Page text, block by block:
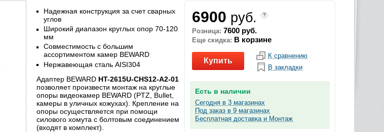
6900 руб. ?
Розница: 7600 руб.
Еще скидка: В корзине
Купить
К сравнению
В закладки
Есть в наличии
Сегодня в 3 магазинах
Под заказ в 9 магазинах
Бесплатная доставка и Монтаж
Надежная конструкция за счет сварных
углов
Широкий диапазон круглых опор 70-120
мм
Совместимость с большим
ассортиментом камер BEWARD
Нержавеющая сталь AISI304
Адаптер BEWARD HT-2615U-CHS12-A2-01
позволяет произвести монтаж на круглые
опоры видеокамер BEWARD (PTZ, Bullet,
камеры в уличных кожухах). Крепление на
опоры осуществляется при помощи
силового хомута с болтовым соединением
(входят в комплект).